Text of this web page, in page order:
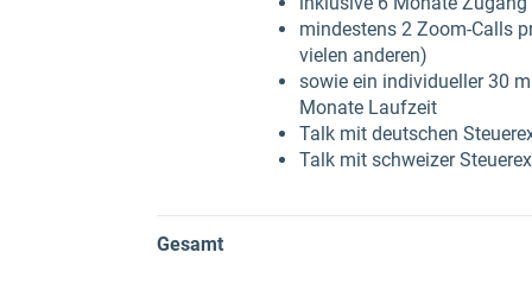
mindestens 2 Zoom-Calls
vielen anderen)
sowie ein individueller 30
Monate Laufzeit
Talk mit deutschen
Talk mit schweizer
Gesamt